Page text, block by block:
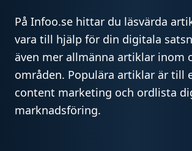
På Infoo.se hittar du läsvärda
vara till hjälp för din digitala
även mer allmänna artiklar inom
områden. Populära artiklar är till
content marketing och ordlista
marknadsföring.